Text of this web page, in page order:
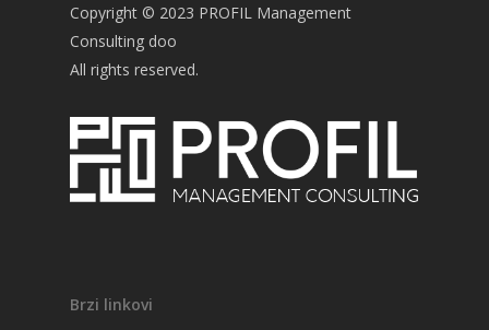
Copyright © 2023 PROFIL Management
Consulting doo
All rights reserved.
Brzi linkovi